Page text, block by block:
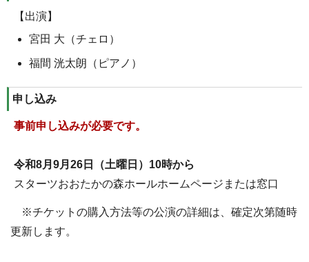
【出演】
宮田 大（チェロ）
福間 洸太朗（ピアノ）
申し込み
事前申し込みが必要です。
令和8月9月26日（土曜日）10時から
スターツおおたかの森ホールホームページまたは窓口
※チケットの購入方法等の公演の詳細は、確定次第随時
更新します。